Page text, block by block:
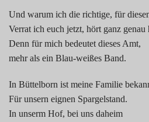
Und warum ich die richtige, für
Verrat ich euch jetzt, hört ganz genau
Denn für mich bedeutet dieses Amt,
mehr als ein Blau-weißes Band.
In Büttelborn ist meine Familie
Für unsern eignen Spargelstand.
In unserm Hof, bei uns daheim